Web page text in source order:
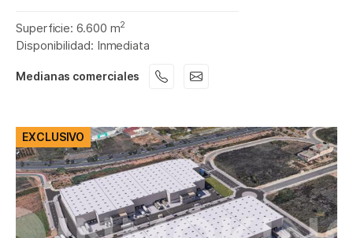
Superficie: 6.600 m2
Disponibilidad: Inmediata
Medianas comerciales
EXCLUSIVO